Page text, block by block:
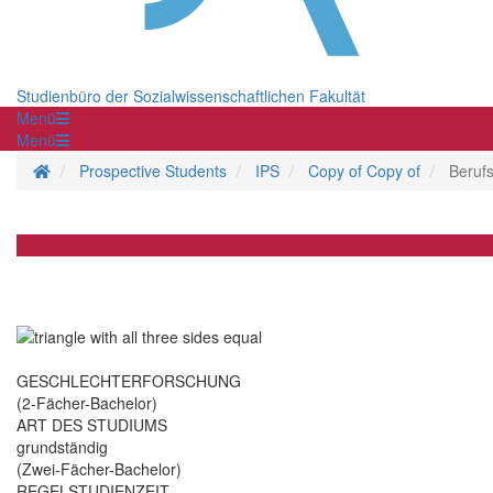
Studienbüro der Sozialwissenschaftlichen Fakultät
Menü
Menü
Homepage
Prospective Students IPS Copy of Copy of
GESCHLECHTERFORSCHUNG
(2-Fächer-Bachelor)
ART DES STUDIUMS
grundständig
(Zwei-Fächer-Bachelor)